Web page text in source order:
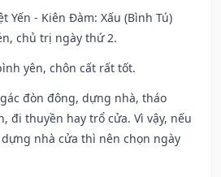
Yến - Kiên Đàm: Xấu (Bình Tú)
chủ trị ngày thứ 2.
yên, chôn cất rất tốt.
đòn đông, dựng nhà, tháo
đi thuyền hay trổ cửa. Vì vậy, nếu
nhà cửa thì nên chọn ngày